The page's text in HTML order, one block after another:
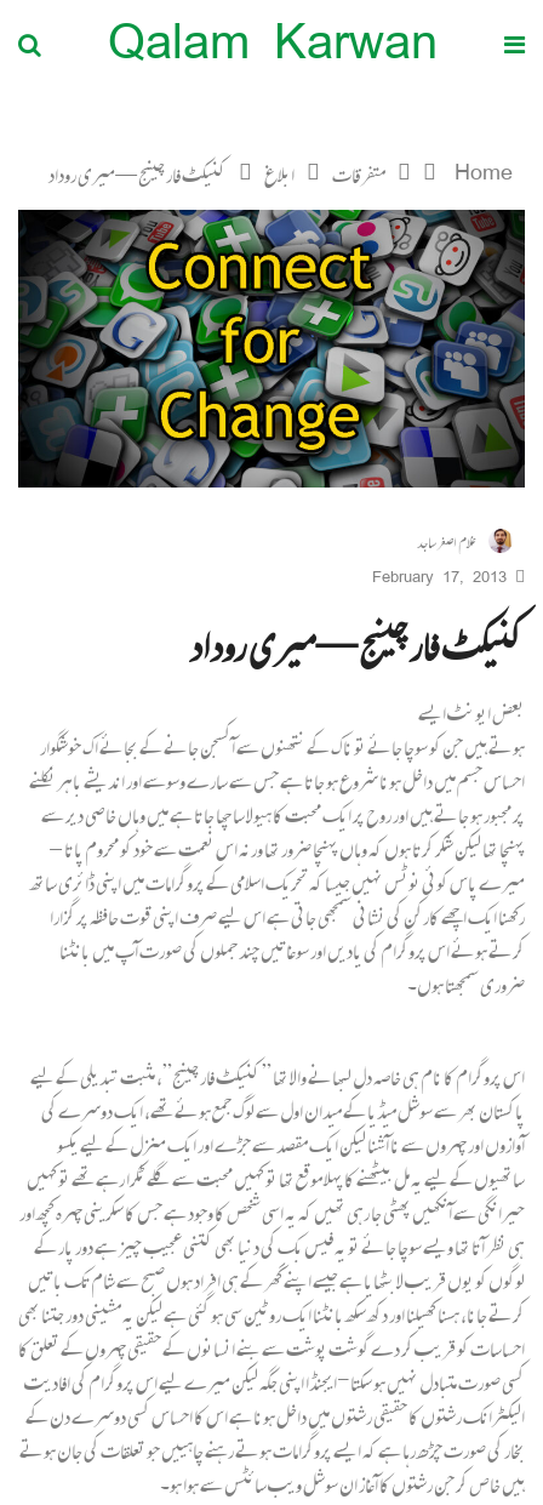
Qalam Karwan
Home متفرقات ابلاغ کنیکٹ فار چینج— میری روداد
غلام اصغر ساجد
February 17, 2013
کنیکٹ فار چینج— میری روداد
بعض ایونٹ ایسے
ہوتے ہیں جن کو سوچا جائے تو ناک کے نتھنوں سے آکسجن جانے کے بجائے اک خوشگوار
احساس جسم میں داخل ہونا شروع ہو جاتا ہے جس سے سارے وسوسے اور اندیشے باہر نکلنے
پر مجبور ہو جاتے ہیں اور روح پر ایک محبت کا ہیولا سا چھا جاتا ہے میں وہاں خاصی دیر سے
پہنچا تھا لیکن شکر کرتا ہوں کہ وہاں پہنچا ضرور تھا ورنہ اس نعمت سے خود کو محروم پاتا –
میرے پاس کوئی نوٹس نہیں جیسا کہ تحریک اسلامی کے پروگرامات میں اپنی ڈائری ساتھ
رکھنا ایک اچھے کارکن کی نشانی سمجھی جاتی ہے اس لیے صرف اپنی قوت حافظہ پر گزارا
کرتے ہوئے اس پروگرام کی یادیں اور سوغاتیں چند جملوں کی صورت آپ میں بانٹنا
ضروری سمجھتا ہوں۔
اس پروگرام کا نام ہی خاصہ دل لبھانے والا تھا ” کنیکٹ فار چینج”، مثبت تبدیلی کے لیے
پاکستان بھر سے سوشل میڈیا کے میدان اول سے لوگ جمع ہوئے تھے، ایک دوسرے کی
آوازوں اور چہروں سے نا آشنا لیکن ایک مقصد سے جڑے اور ایک منزل کے لیے یکسو
ساتھیوں کے لیے یہ مل بیٹھنے کا پہلا موقع تھا تو کہیں محبت سے گلے ٹکرا رہے تھے تو کہیں
حیرانگی سے آنکھیں پھٹی جا رہی تھیں کہ یہ اسی شخص کا وجود ہے جس کا سکرینی چہرہ کچھ اور
ہی نظر آتا تھا ویسے سوچا جائے تو یہ فیس بک کی دنیا بھی کتنی عجیب چیز ہے دور پار کے
لوگوں کو یوں قریب لا بٹھایا ہے جیسے اپنے گھر کے ہی افراد ہوں صبح سے شام تک باتیں
کرتے جانا، ہسنا کھیلنا اور دکھ سکھ بانٹنا ایک روٹین سی ہو گئی ہے لیکن یہ مشینی دور جتنا بھی
احساسات کو قریب کر دے گوشت پوشت سے بنے انسانوں کے حقیقی چہروں کے تعلق کا
کسی صورت متبادل نہیں ہو سکتا-ایجنڈا اپنی جگہ لیکن میرے لیے اس پروگرام کی افادیت
الیکٹرانک رشتوں کا حقیقی رشتوں میں داخل ہونا ہے اس کا احساس کسی دوسرے دن کے
بخار کی صورت چڑھ رہا ہے کہ ایسے پروگرامات ہوتے رہنے چاہییں جو تعلقات کی جان ہوتے
ہیں خاص کر جن رشتوں کا آغاز ان سوشل ویب سائٹس سے ہوا ہو۔